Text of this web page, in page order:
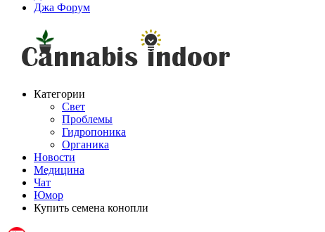
Джа Форум
Категории
Свет
Проблемы
Гидропоника
Органика
Новости
Медицина
Чат
Юмор
Купить семена конопли